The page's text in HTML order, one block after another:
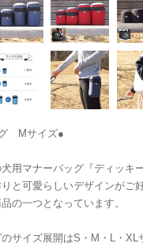
Mサイズ●
用マナーバッグ『ディッキ
と可愛らしいデザインがご
の一つとなっています。
サイズ展開はS・M・L・XL